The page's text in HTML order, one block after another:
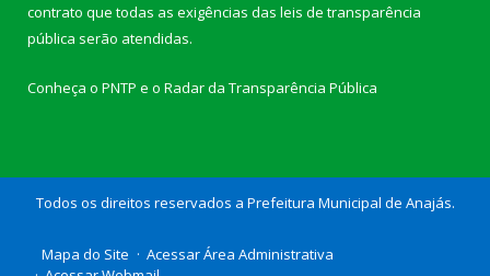
contrato que todas as exigências das leis de transparência
pública serão atendidas.
Conheça o PNTP e o Radar da Transparência Pública
Todos os direitos reservados a Prefeitura Municipal de Anajás.
Mapa do Site
Acessar Área Administrativa